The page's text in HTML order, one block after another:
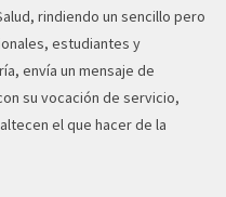
rindiendo un sencillo pero
estudiantes y
envía un mensaje de
su vocación de servicio,
el que hacer de la